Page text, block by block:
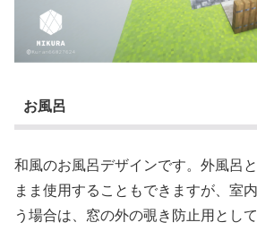
お風呂
和風のお風呂デザインです。外風呂
まま使用することもできますが、室
う場合は、窓の外の覗き防止用とし